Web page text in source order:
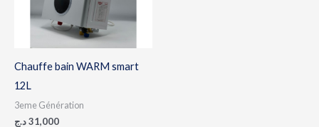
Chauffe bain WARM smart
12L
3eme Génération
31,000د.ج